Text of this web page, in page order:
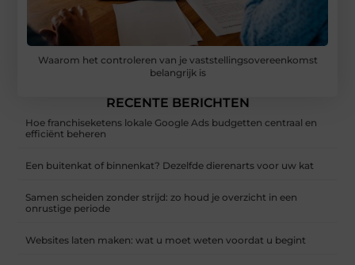
Waarom het controleren van je vaststellingsovereenkomst
belangrijk is
RECENTE BERICHTEN
Hoe franchiseketens lokale Google Ads budgetten centraal en
efficiënt beheren
Een buitenkat of binnenkat? Dezelfde dierenarts voor uw kat
Samen scheiden zonder strijd: zo houd je overzicht in een
onrustige periode
Websites laten maken: wat u moet weten voordat u begint